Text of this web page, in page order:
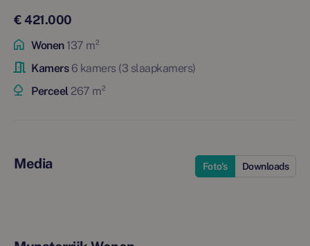
€ 421.000
Wonen137 m²
Kamers6 kamers (3 slaapkamers)
Perceel267 m²
Media Foto's Downloads